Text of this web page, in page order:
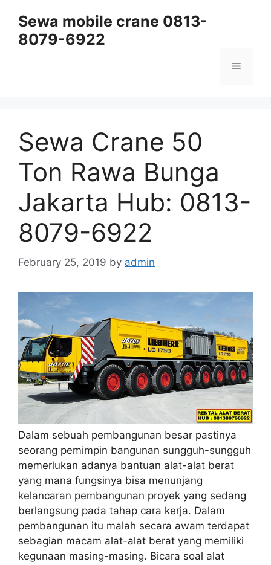
content
Sewa mobile crane 0813-
8079-6922
Menu
Sewa Crane 50
Ton Rawa Bunga
Jakarta Hub: 0813-
8079-6922
February 25, 2019 by admin
Dalam sebuah pembangunan besar pastinya
seorang pemimpin bangunan sungguh-sungguh
memerlukan adanya bantuan alat-alat berat
yang mana fungsinya bisa menunjang
kelancaran pembangunan proyek yang sedang
berlangsung pada tahap cara kerja. Dalam
pembangunan itu malah secara awam terdapat
sebagian macam alat-alat berat yang memiliki
kegunaan masing-masing. Bicara soal alat